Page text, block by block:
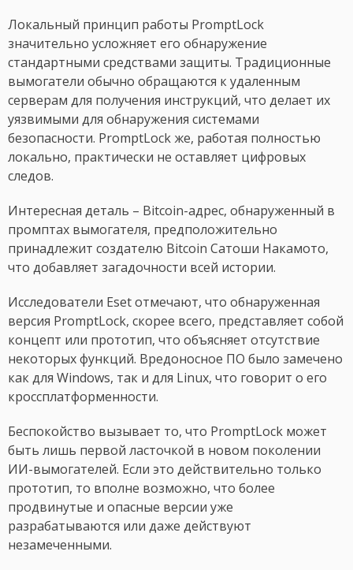
Локальный принцип работы PromptLock
значительно усложняет его обнаружение
стандартными средствами защиты. Традиционные
вымогатели обычно обращаются к удаленным
серверам для получения инструкций, что делает их
уязвимыми для обнаружения системами
безопасности. PromptLock же, работая полностью
локально, практически не оставляет цифровых
следов.
Интересная деталь – Bitcoin-адрес, обнаруженный в
промптах вымогателя, предположительно
принадлежит создателю Bitcoin Сатоши Накамото,
что добавляет загадочности всей истории.
Исследователи Eset отмечают, что обнаруженная
версия PromptLock, скорее всего, представляет собой
концепт или прототип, что объясняет отсутствие
некоторых функций. Вредоносное ПО было замечено
как для Windows, так и для Linux, что говорит о его
кроссплатформенности.
Беспокойство вызывает то, что PromptLock может
быть лишь первой ласточкой в новом поколении
ИИ-вымогателей. Если это действительно только
прототип, то вполне возможно, что более
продвинутые и опасные версии уже
разрабатываются или даже действуют
незамеченными.